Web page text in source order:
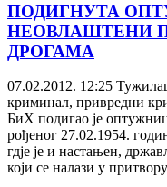
ПОДИГНУТА
НЕОВЛАШТЕНИ
ДРОГАМА
07.02.2012. 12:25
криминал, привредни
БиХ подигао је
рођеног 27.02.1954.
гдје је и настањен,
који се налази у